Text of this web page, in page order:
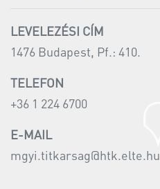
LEVELEZÉSI CÍM
1476 Budapest, Pf.: 410.
TELEFON
+36 1 224 6700
E-MAIL
mgyi.titkarsag@htk.elte.hu